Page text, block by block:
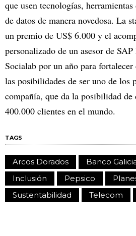
que usen tecnologías,
de datos de manera novedosa. La
un premio de US$ 6.000 y el
personalizado de un asesor de
Socialab por un año para
las posibilidades de ser uno de los
compañía, que da la posibilidad de
400.000 clientes en el mundo.
TAGS
Arcos Dorados Banco
Inclusión
Pepsico
Sustentabilidad
Telecom